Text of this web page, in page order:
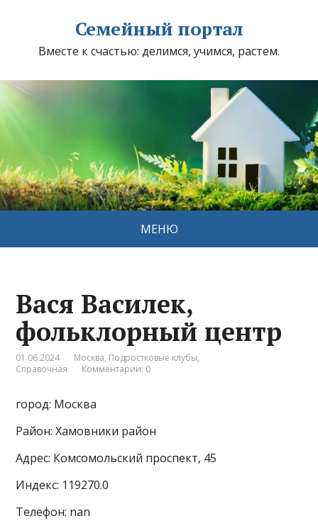
Семейный портал
Вместе к счастью: делимся, учимся, растем.
МЕНЮ
Вася Василек,
фольклорный центр
01.06.2024 Москва, Подростковые клубы,
Справочная
Комментарии: 0
город: Москва
Район: Хамовники район
Адрес: Комсомольский проспект, 45
Индекс: 119270.0
Телефон: nan